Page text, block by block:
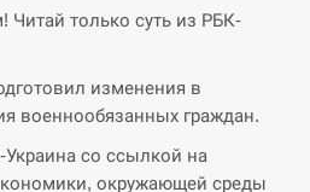
вручили новое
меру…
ракетний підрозділ КНДР –
Читай только суть из РБК-
изменения в
военнообязанных граждан.
со ссылкой на
окружающей среды